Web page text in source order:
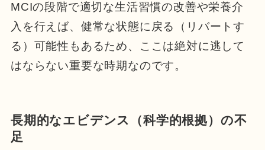
MCIの段階で適切な生活習慣の改善や栄養介
入を行えば、健常な状態に戻る（リバートす
る）可能性もあるため、ここは絶対に逃して
はならない重要な時期なのです。
長期的なエビデンス（科学的根拠）の不
足